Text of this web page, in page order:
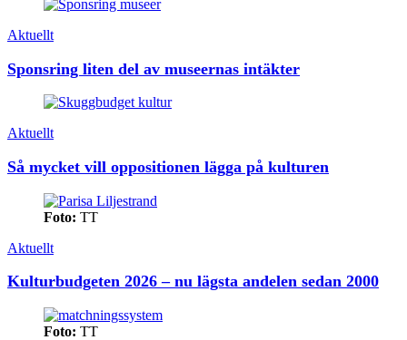
Aktuellt
Sponsring liten del av museernas intäkter
Aktuellt
Så mycket vill oppositionen lägga på kulturen
Foto: TT
Aktuellt
Kulturbudgeten 2026 – nu lägsta andelen sedan 2000
Foto: TT